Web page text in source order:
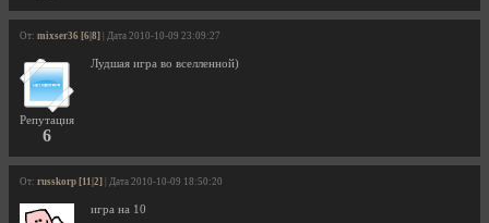
От: mixser36 [6|8] | Дата 2010-10-09 23:09:27
Репутация
6
Лудшая игра во вселленной)
От: russkorp [11|2] | Дата 2010-10-09 18:50:20
игра на 10